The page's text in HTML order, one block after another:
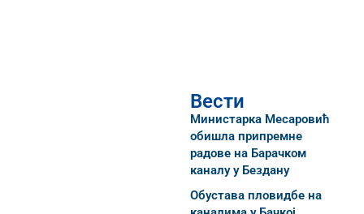
Вести
Министарка Месаровић
обишла припремне
радове на Барачком
каналу у Бездану
Обустава пловидбе на